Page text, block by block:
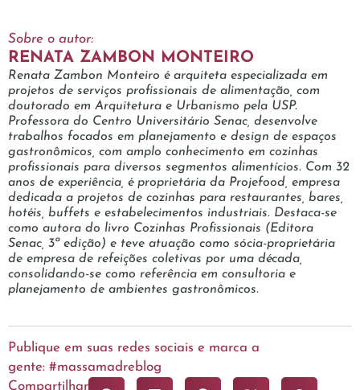
Sobre o autor:
RENATA ZAMBON MONTEIRO
Renata Zambon Monteiro é arquiteta especializada em
projetos de serviços profissionais de alimentação, com
doutorado em Arquitetura e Urbanismo pela USP.
Professora do Centro Universitário Senac, desenvolve
trabalhos focados em planejamento e design de espaços
gastronômicos, com amplo conhecimento em cozinhas
profissionais para diversos segmentos alimentícios. Com 32
anos de experiência, é proprietária da Projefood, empresa
dedicada a projetos de cozinhas para restaurantes, bares,
hotéis, buffets e estabelecimentos industriais. Destaca-se
como autora do livro Cozinhas Profissionais (Editora
Senac, 3ª edição) e teve atuação como sócia-proprietária
de empresa de refeições coletivas por uma década,
consolidando-se como referência em consultoria e
planejamento de ambientes gastronômicos.
Publique em suas redes sociais e marca a
gente: #massamadreblog
Compartilhar